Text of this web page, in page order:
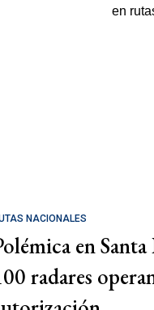
NACIONALES
en
radares